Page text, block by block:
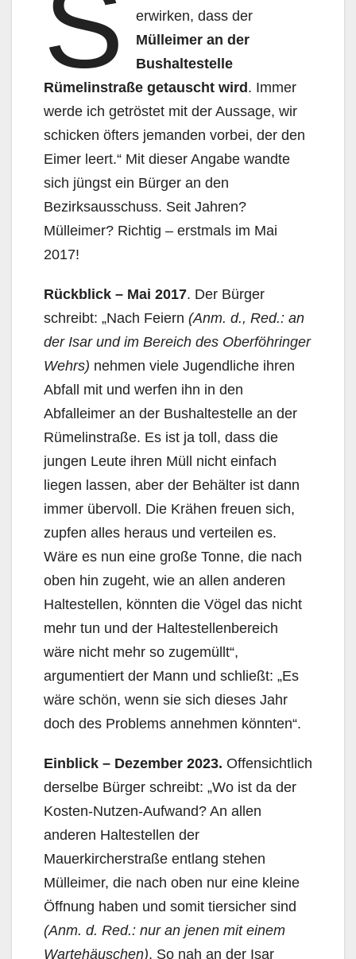
erwirken, dass der
Mülleimer an der
Bushaltestelle
Rümelinstraße getauscht wird. Immer
werde ich getröstet mit der Aussage, wir
schicken öfters jemanden vorbei, der den
Eimer leert.“ Mit dieser Angabe wandte
sich jüngst ein Bürger an den
Bezirksausschuss. Seit Jahren?
Mülleimer? Richtig – erstmals im Mai
2017!
Rückblick – Mai 2017. Der Bürger
schreibt: „Nach Feiern (Anm. d., Red.: an
der Isar und im Bereich des Oberföhringer
Wehrs) nehmen viele Jugendliche ihren
Abfall mit und werfen ihn in den
Abfalleimer an der Bushaltestelle an der
Rümelinstraße. Es ist ja toll, dass die
jungen Leute ihren Müll nicht einfach
liegen lassen, aber der Behälter ist dann
immer übervoll. Die Krähen freuen sich,
zupfen alles heraus und verteilen es.
Wäre es nun eine große Tonne, die nach
oben hin zugeht, wie an allen anderen
Haltestellen, könnten die Vögel das nicht
mehr tun und der Haltestellenbereich
wäre nicht mehr so zugemüllt“,
argumentiert der Mann und schließt: „Es
wäre schön, wenn sie sich dieses Jahr
doch des Problems annehmen könnten“.
Einblick – Dezember 2023. Offensichtlich
derselbe Bürger schreibt: „Wo ist da der
Kosten-Nutzen-Aufwand? An allen
anderen Haltestellen der
Mauerkircherstraße entlang stehen
Mülleimer, die nach oben nur eine kleine
Öffnung haben und somit tiersicher sind
(Anm. d. Red.: nur an jenen mit einem
Wartehäuschen). So nah an der Isar